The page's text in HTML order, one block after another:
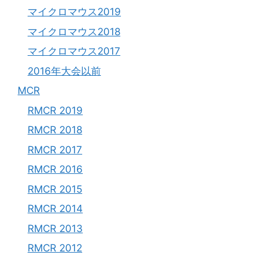
マイクロマウス2019
マイクロマウス2018
マイクロマウス2017
2016年大会以前
MCR
RMCR 2019
RMCR 2018
RMCR 2017
RMCR 2016
RMCR 2015
RMCR 2014
RMCR 2013
RMCR 2012